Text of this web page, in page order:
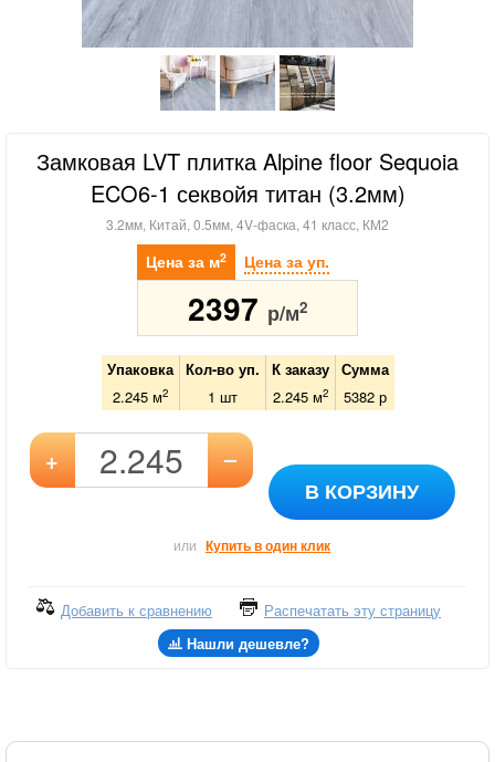
Замковая LVT плитка Alpine floor Sequoia
ECO6-1 секвойя титан (3.2мм)
3.2мм, Китай, 0.5мм, 4V-фаска, 41 класс, КМ2
Цена за м2 Цена за уп.
2397 р/м2
Упаковка Кол-во уп. К заказу
Сумма
2.245 м2 1 шт 2.245м2 5382р
+ –
В КОРЗИНУ
или Купить в один клик
Добавить к сравнению
Распечатать эту страницу
Нашли дешевле?